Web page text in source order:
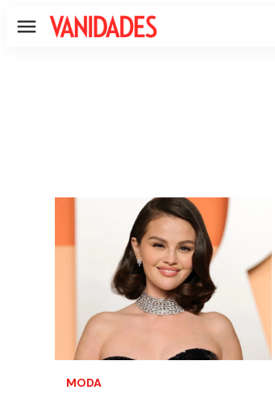
Menú
MODA